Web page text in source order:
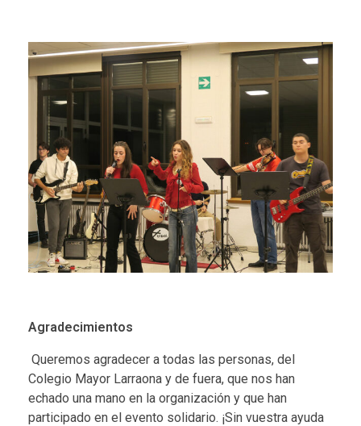
Agradecimientos
Queremos agradecer a todas las personas, del
Colegio Mayor Larraona y de fuera, que nos han
echado una mano en la organización y que han
participado en el evento solidario. ¡Sin vuestra ayuda